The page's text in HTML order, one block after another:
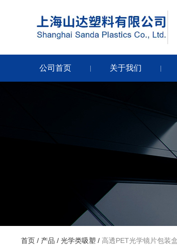
公司首页 | 关于我们 |
首页 / 产品 / 光学类吸塑 / 高透PET光学镜片包装盒